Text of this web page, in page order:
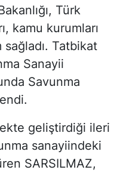
Türk
kamu kurumları
sağladı. Tatbikat
Sanayii
Savunma
geliştirdiği ileri
sanayiindeki
SARSILMAZ,